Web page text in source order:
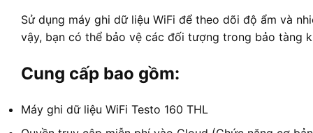
Sử dụng máy ghi dữ liệu WiFi để theo dõi độ ẩm và
vậy, bạn có thể bảo vệ các đối tượng trong bảo tàng
Cung cấp bao gồm:
Máy ghi dữ liệu WiFi Testo 160 THL